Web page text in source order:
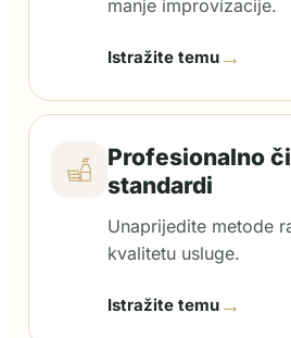
manje improvizacije.
Istražite temu →
Profesionalno
standardi
Unaprijedite metode
kvalitetu usluge.
Istražite temu →